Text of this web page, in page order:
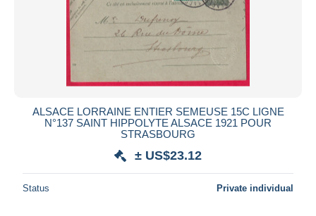
ALSACE LORRAINE ENTIER SEMEUSE 15C LIGNE
N°137 SAINT HIPPOLYTE ALSACE 1921 POUR
STRASBOURG
± US$23.12
Status Private individual